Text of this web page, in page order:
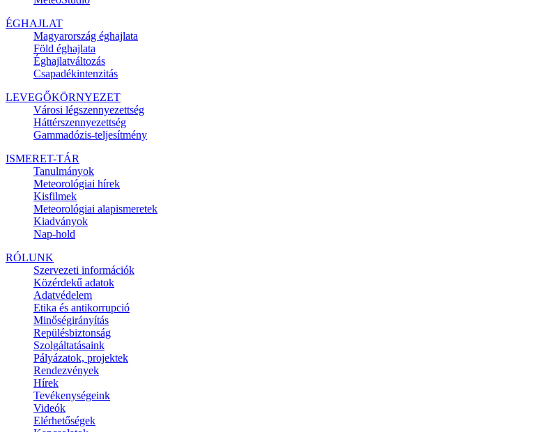
ÉGHAJLAT
Magyarország éghajlata
Föld éghajlata
Éghajlatváltozás
Csapadékintenzitás
LEVEGŐKÖRNYEZET
Városi légszennyezettség
Háttérszennyezettség
Gammadózis-teljesítmény
ISMERET-TÁR
Tanulmányok
Meteorológiai hírek
Kisfilmek
Meteorológiai alapismeretek
Kiadványok
Nap-hold
RÓLUNK
Szervezeti információk
Közérdekű adatok
Adatvédelem
Etika és antikorrupció
Minőségirányítás
Repülésbiztonság
Szolgáltatásaink
Pályázatok, projektek
Rendezvények
Hírek
Tevékenységeink
Videók
Elérhetőségek